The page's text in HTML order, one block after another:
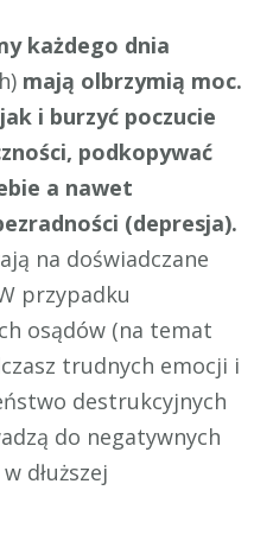
każdego dnia
mają olbrzymią moc.
i burzyć poczucie
podkopywać
a nawet
(depresja).
na doświadczane
przypadku
osądów (na temat
trudnych emocji i
destrukcyjnych
do negatywnych
dłuższej